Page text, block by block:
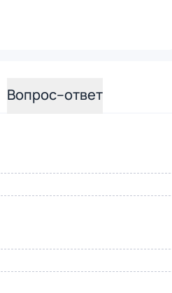
Вопрос–ответ